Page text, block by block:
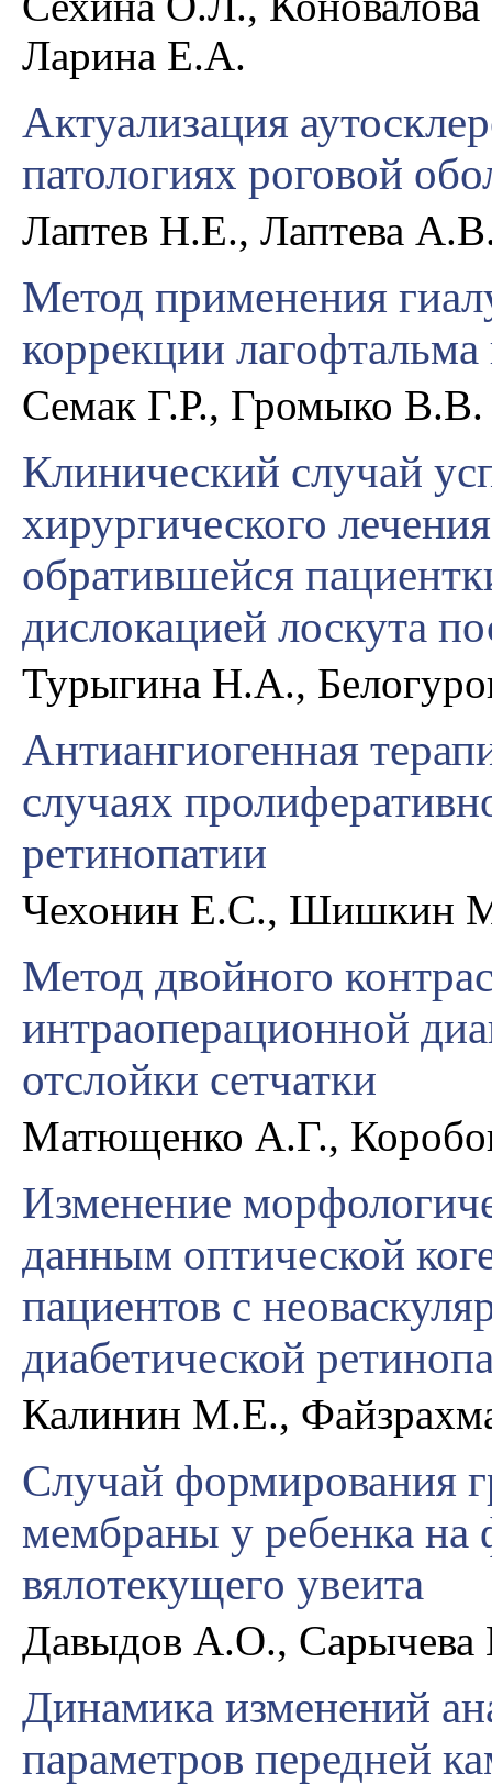
Ларина Е.А.
Актуализация
патологиях роговой
Лаптев Н.Е., Лаптева
Метод применения
коррекции
Семак Г.Р., Громыко В.В.
Клинический случай
хирургического
обратившейся
дислокацией лоскута
Турыгина Н.А.,
Антиангиогенная
случаях
ретинопатии
Чехонин Е.С., Шишкин
Метод двойного
интраоперационной
отслойки сетчатки
Матющенко А.Г.,
Изменение
данным оптической
пациентов с
диабетической
Калинин М.Е.,
Случай формирования
мембраны у ребенка на
вялотекущего увеита
Давыдов А.О., Сарычева
Динамика изменений
параметров передней